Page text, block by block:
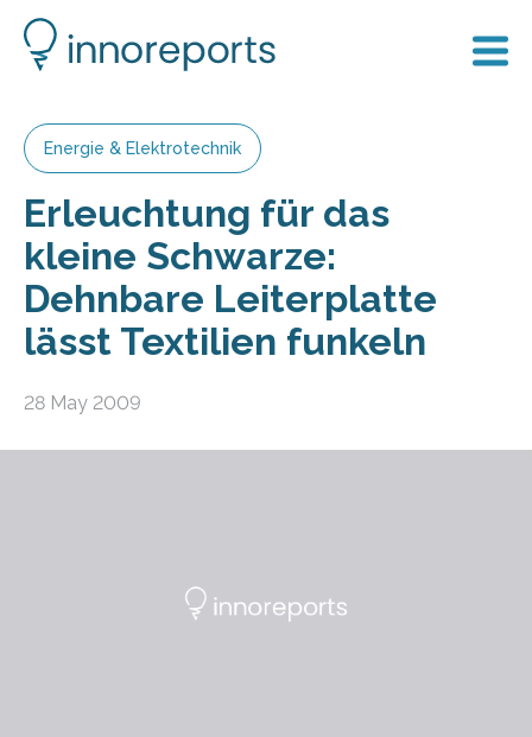
Energie & Elektrotechnik
Erleuchtung für das
kleine Schwarze:
Dehnbare Leiterplatte
lässt Textilien funkeln
28 May 2009